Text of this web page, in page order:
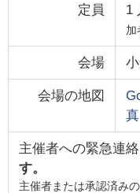
定員 1
加
会場
会場の地図
真
主催者への緊急連
す。
主催者または承認済み